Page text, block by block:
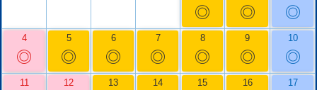
◎ ◎ ◎
4
◎
5
◎
6
◎
7
◎
8
◎
9
◎
10
◎
11 12 13 14 15 16 17